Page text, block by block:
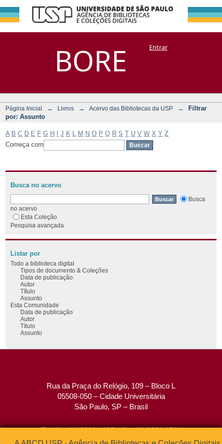
BORE
Filtrar por:
Assunto
DSpace/Manakin + CoriscoEntrar
Página Inicial → Livros → Acervo das Bibliotecas da USP →
Filtrar
por: Assunto
A B C D E F G H J K M N O P Q R S T U V W X Y Z
Começa com
Busca no acervo
Busca
no acervo
Esta Coleção
Pesquisa avançada
Listar por
Todo a biblioteca digital
Tipos de documento & Coleções
Data de publicação
Autor
Título
Assunto
Esta Comunidade
Data de publicação
Autor
Título
Assunto
Rua da Praça do Relógio, 109 – Bloco L
05508-050 – Cidade Universitária
São Paulo, SP – Brasil
Tel: (0xx11) 3091-4195 / (0xx11) 3091-1541
Fax: (0xx11) 3091-1567